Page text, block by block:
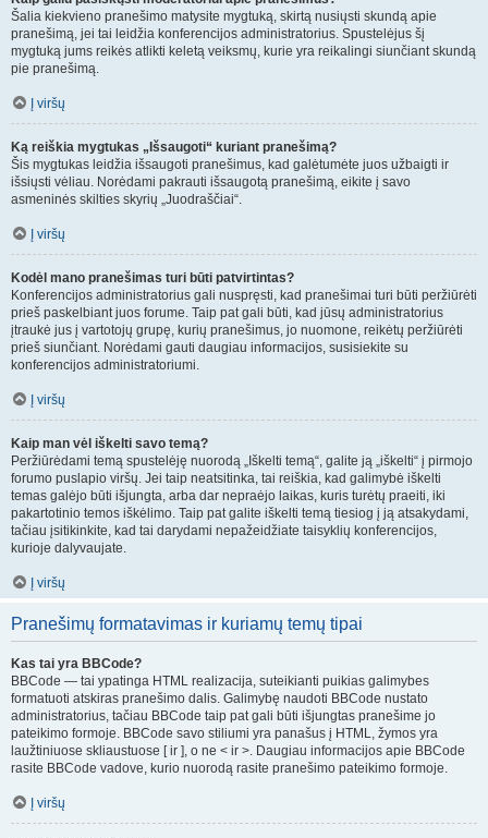
Šalia kiekvieno pranešimo matysite mygtuką, skirtą nusiųsti skundą apie
pranešimą, jei tai leidžia konferencijos administratorius. Spustelėjus šį
mygtuką jums reikės atlikti keletą veiksmų, kurie yra reikalingi siunčiant skundą
pie pranešimą.
Į viršų
Ką reiškia mygtukas „Išsaugoti“ kuriant pranešimą?
Šis mygtukas leidžia išsaugoti pranešimus, kad galėtumėte juos užbaigti ir
išsiųsti vėliau. Norėdami pakrauti išsaugotą pranešimą, eikite į savo
asmeninės skilties skyrių „Juodraščiai“.
Į viršų
Kodėl mano pranešimas turi būti patvirtintas?
Konferencijos administratorius gali nuspręsti, kad pranešimai turi būti peržiūrėti
prieš paskelbiant juos forume. Taip pat gali būti, kad jūsų administratorius
įtraukė jus į vartotojų grupę, kurių pranešimus, jo nuomone, reikėtų peržiūrėti
prieš siunčiant. Norėdami gauti daugiau informacijos, susisiekite su
konferencijos administratoriumi.
Į viršų
Kaip man vėl iškelti savo temą?
Peržiūrėdami temą spustelėję nuorodą „Iškelti temą“, galite ją „iškelti“ į pirmojo
forumo puslapio viršų. Jei taip neatsitinka, tai reiškia, kad galimybė iškelti
temas galėjo būti išjungta, arba dar nepraėjo laikas, kuris turėtų praeiti, iki
pakartotinio temos iškėlimo. Taip pat galite iškelti temą tiesiog į ją atsakydami,
tačiau įsitikinkite, kad tai darydami nepažeidžiate taisyklių konferencijos,
kurioje dalyvaujate.
Į viršų
Pranešimų formatavimas ir kuriamų temų tipai
Kas tai yra BBCode?
BBCode — tai ypatinga HTML realizacija, suteikianti puikias galimybes
formatuoti atskiras pranešimo dalis. Galimybę naudoti BBCode nustato
administratorius, tačiau BBCode taip pat gali būti išjungtas pranešime jo
pateikimo formoje. BBCode savo stiliumi yra panašus į HTML, žymos yra
laužtiniuose skliaustuose [ ir ], o ne < ir >. Daugiau informacijos apie BBCode
rasite BBCode vadove, kurio nuorodą rasite pranešimo pateikimo formoje.
Į viršų